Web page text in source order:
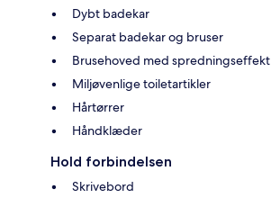
Dybt badekar
Separat badekar og bruser
Brusehoved med spredningseffekt
Miljøvenlige toiletartikler
Hårtørrer
Håndklæder
Hold forbindelsen
Skrivebord